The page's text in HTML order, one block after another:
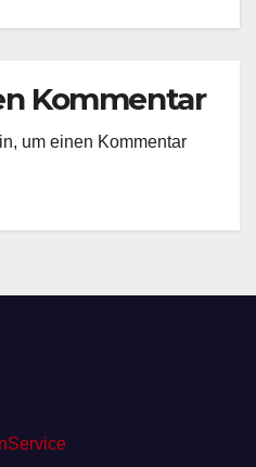
Kommentar
um einen Kommentar